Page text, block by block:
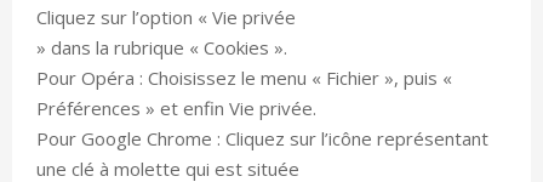
Cliquez sur l’option « Vie privée
» dans la rubrique « Cookies ».
Pour Opéra : Choisissez le menu « Fichier », puis «
Préférences » et enfin Vie privée.
Pour Google Chrome : Cliquez sur l’icône représentant
une clé à molette qui est située